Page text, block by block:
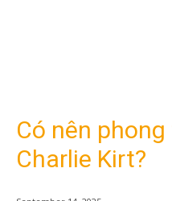
Có nên
Charlie Kirt?